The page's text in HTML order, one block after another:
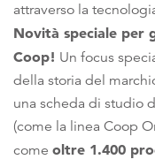
attraverso la
Novità speciale per
Coop! Un focus
della storia del
una scheda di studio
(come la linea Coop
come oltre 1.400